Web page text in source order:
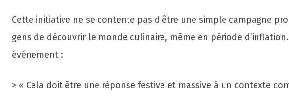
Cette initiative ne se contente pas d’être une simple campagne
gens de découvrir le monde culinaire, même en période
événement :
> « Cela doit être une réponse festive et massive à un contexte